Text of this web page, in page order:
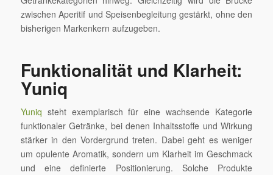
zwischen Aperitif und Speisenbegleitung gestärkt, ohne den
bisherigen Markenkern aufzugeben.
Funktionalität und Klarheit:
Yuniq
Yuniq steht exemplarisch für eine wachsende Kategorie
funktionaler Getränke, bei denen Inhaltsstoffe und Wirkung
stärker in den Vordergrund treten. Dabei geht es weniger
um opulente Aromatik, sondern um Klarheit im Geschmack
und eine definierte Positionierung. Solche Produkte